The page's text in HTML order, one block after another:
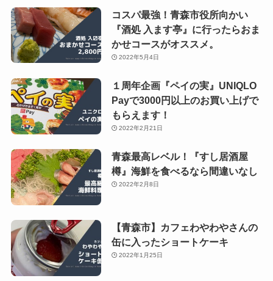
コスパ最強！青森市役所向かい
『酒処 入ます亭』に行ったらおま
かせコースがオススメ。
2022年5月4日
１周年企画『ペイの実』UNIQLO
Payで3000円以上のお買い上げで
もらえます！
2022年2月21日
青森最高レベル！『すし居酒屋
樽』海鮮を食べるなら間違いなし
2022年2月8日
【青森市】カフェわやわやさんの
缶に入ったショートケーキ
2022年1月25日